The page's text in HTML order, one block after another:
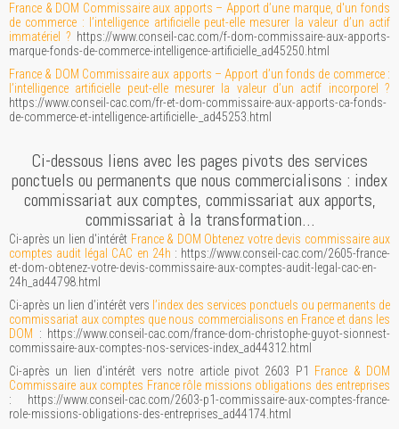
France & DOM Commissaire aux apports – Apport d’une marque, d'un fonds
de commerce : l’intelligence artificielle peut-elle mesurer la valeur d’un actif
immatériel ? https://www.conseil-cac.com/f-dom-commissaire-aux-apports-
marque-fonds-de-commerce-intelligence-artificielle_ad45250.html
France & DOM Commissaire aux apports – Apport d’un fonds de commerce :
l’intelligence artificielle peut-elle mesurer la valeur d’un actif incorporel ?
https://www.conseil-cac.com/fr-et-dom-commissaire-aux-apports-ca-fonds-
de-commerce-et-intelligence-artificielle-_ad45253.html
Ci-dessous liens avec les pages pivots des services
ponctuels ou permanents que nous commercialisons : index
commissariat aux comptes, commissariat aux apports,
commissariat à la transformation…
Ci-après un lien d'intérêt France & DOM Obtenez votre devis commissaire aux
comptes audit légal CAC en 24h : https://www.conseil-cac.com/2605-france-
et-dom-obtenez-votre-devis-commissaire-aux-comptes-audit-legal-cac-en-
24h_ad44798.html
Ci-après un lien d’intérêt vers l’index des services ponctuels ou permanents de
commissariat aux comptes que nous commercialisons en France et dans les
DOM : https://www.conseil-cac.com/france-dom-christophe-guyot-sionnest-
commissaire-aux-comptes-nos-services-index_ad44312.html
Ci-après un lien d'intérêt vers notre article pivot 2603 P1 France & DOM
Commissaire aux comptes France rôle missions obligations des entreprises
: https://www.conseil-cac.com/2603-p1-commissaire-aux-comptes-france-
role-missions-obligations-des-entreprises_ad44174.html